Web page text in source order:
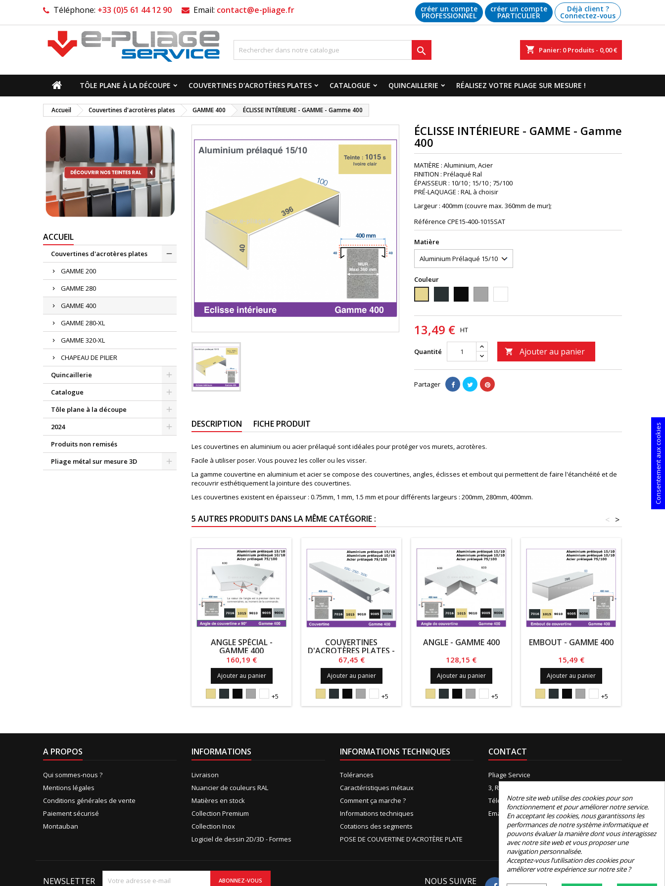
Téléphone: +33 (0)5 61 44 12 90 Email: contact@e-pliage.fr Déjà client ?
Connectez-vous
créer un compte
PARTICULIER
créer un compte
PROFESSIONNEL
shopping_cart Panier: 0Produits - 0,00 €

TÔLE PLANE À LA DÉCOUPE COUVERTINES D'ACROTÈRES PLATES CATALOGUE QUINCAILLERIE RÉALISEZ VOTRE PLIAGE SUR MESURE !
Accueil Couvertines d'acrotères plates GAMME 400 ÉCLISSE INTÉRIEURE - GAMME - Gamme 400
ACCUEIL
Couvertines d'acrotères plates
GAMME 200
GAMME 280
GAMME 400
GAMME 280-XL
GAMME 320-XL
CHAPEAU DE PILIER
Quincaillerie
Catalogue
Tôle plane à la découpe
2024
Produits non remisés
Pliage métal sur mesure 3D
ÉCLISSE INTÉRIEURE - GAMME - Gamme
400
MATIÈRE : Aluminium, Acier
FINITION : Prélaqué Ral
ÉPAISSEUR : 10/10 ; 15/10 ; 75/100
PRÉ-LAQUAGE : RAL à choisir
Largeur : 400mm (couvre max. 360mm de mur);
Référence CPE15-400-1015SAT
Matière
Couleur
13,49 € HT
Quantité  Ajouter au panier
Partager
DESCRIPTION FICHE PRODUIT
Les couvertines en aluminium ou acier prélaqué sont idéales pour protéger vos murets, acrotères.
Facile à utiliser poser. Vous pouvez les coller ou les visser.
La gamme couvertine en aluminium et acier se compose des couvertines, angles, éclisses et embout qui permettent de faire l'étanchéité et de
recouvrir esthétiquement la jointure des couvertines.
Les couvertines existent en épaisseur : 0.75mm, 1 mm, 1.5 mm et pour différents largeurs : 200mm, 280mm, 400mm.
5 AUTRES PRODUITS DANS LA MÊME CATÉGORIE : >
<
ANGLE SPÉCIAL -
GAMME 400
Prix
160,19 €
Ajouter au panier
9006PIEDRA
9010S
+5
COUVERTINES
D'ACROTÈRES PLATES -
GAMME 400
Prix
67,45 €
Ajouter au panier
9006PIEDRA
9010S
+5
ANGLE - GAMME 400
Prix
128,15 €
Ajouter au panier
9006PIEDRA
9010S
+5
EMBOUT - GAMME 400
Prix
15,49 €
Ajouter au panier
9006PIEDRA
9010S
+5
A PROPOS
Qui sommes-nous ?
Mentions légales
Conditions générales de vente
Paiement sécurisé
Montauban
INFORMATIONS
Livraison
Nuancier de couleurs RAL
Matières en stock
Collection Premium
Collection Inox
Logiciel de dessin 2D/3D - Formes
INFORMATIONS TECHNIQUES
Tolérances
Caractéristiques métaux
Comment ça marche ?
Informations techniques
Cotations des segments
POSE DE COUVERTINE D'ACROTÈRE PLATE
CONTACT
Pliage Service
3, Rue de Boudeville, 31100 Toulouse
Téléphone:+33 (0)5 61 44 12 90
Email: contact@e-pliage.fr
NEWSLETTER NOUS SUIVRE
Notre site web utilise des cookies pour son
fonctionnement et pour améliorer notre service.
En acceptant les cookies, nous garantissons les
performances de notre système informatique et
pouvons évaluer la manière dont vous interagissez
avec notre site web et vous proposer une
navigation personnalisée.
Acceptez-vous l’utilisation des cookies pour
améliorer votre expérience sur notre site ?
Consentement aux cookies